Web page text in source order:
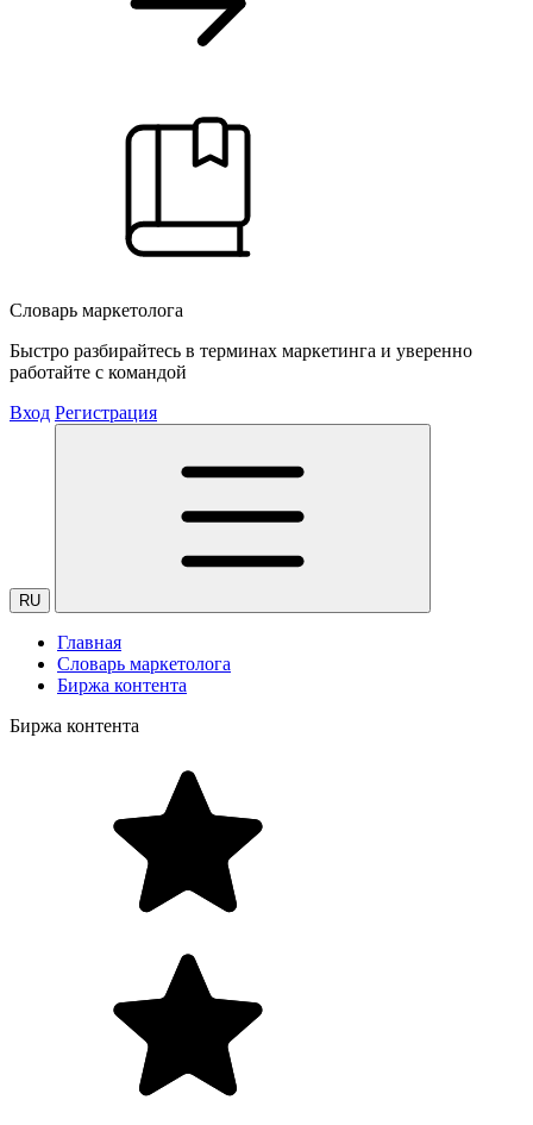
Словарь маркетолога
Быстро разбирайтесь в терминах маркетинга и уверенно
работайте с командой
Вход Регистрация
RU
Главная
Словарь маркетолога
Биржа контента
Биржа контента